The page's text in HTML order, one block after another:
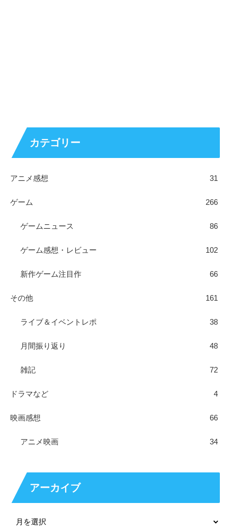
カテゴリー
アニメ感想 31
ゲーム 266
ゲームニュース 86
ゲーム感想・レビュー 102
新作ゲーム注目作 66
その他 161
ライブ＆イベントレポ 38
月間振り返り 48
雑記 72
ドラマなど 4
映画感想 66
アニメ映画 34
アーカイブ